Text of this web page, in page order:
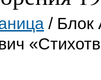
/ Блок